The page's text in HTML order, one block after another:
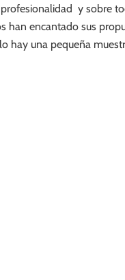
y sobre
han encantado sus
hay una pequeña